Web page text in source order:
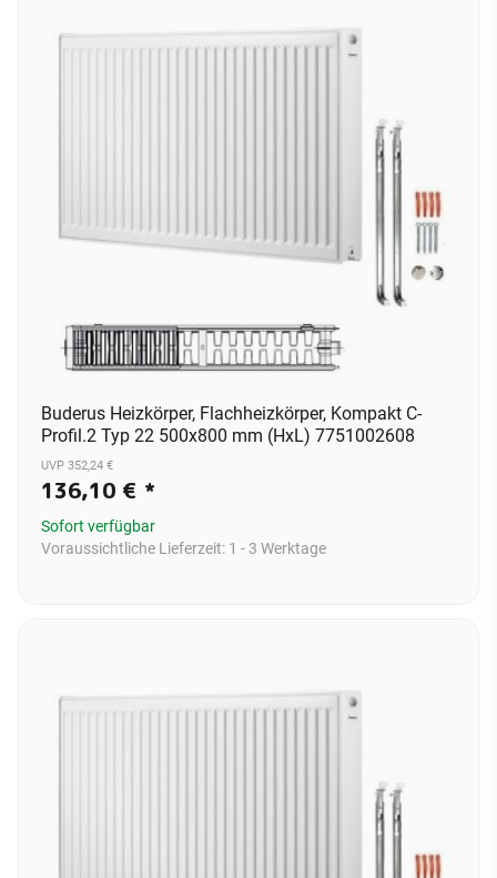
Buderus Heizkörper, Flachheizkörper, Kompakt C-
Profil.2 Typ 22 500x800 mm (HxL) 7751002608
UVP 352,24 €
136,10 € *
Sofort verfügbar
Voraussichtliche Lieferzeit: 1 - 3 Werktage